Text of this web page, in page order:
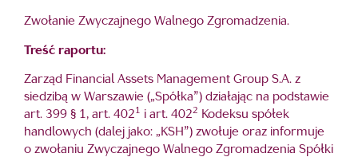
Zwołanie Zwyczajnego Walnego Zgromadzenia.
Treść raportu:
Zarząd Financial Assets Management Group S.A. z
siedzibą w Warszawie („Spółka”) działając na podstawie
art. 399 § 1, art. 4021 i art. 4022
Kodeksu spółek
handlowych (dalej jako: „KSH”) zwołuje oraz informuje
o zwołaniu Zwyczajnego Walnego Zgromadzenia Spółki